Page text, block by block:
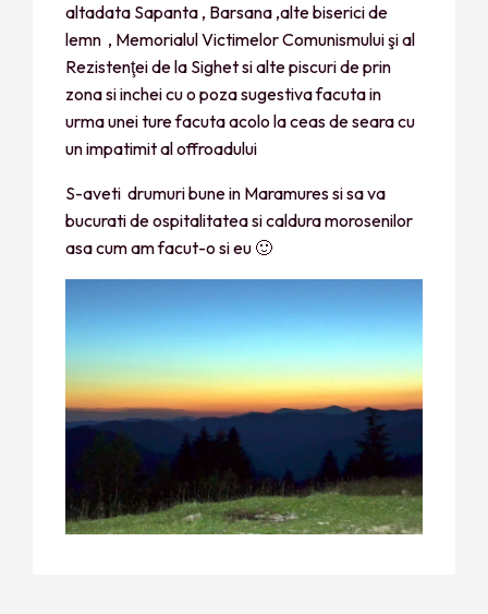
altadata Sapanta , Barsana ,alte biserici de
lemn , Memorialul Victimelor Comunismului şi al
Rezistenţei de la Sighet si alte piscuri de prin
zona si inchei cu o poza sugestiva facuta in
urma unei ture facuta acolo la ceas de seara cu
un impatimit al offroadului
S-aveti drumuri bune in Maramures si sa va
bucurati de ospitalitatea si caldura morosenilor
asa cum am facut-o si eu 🙂